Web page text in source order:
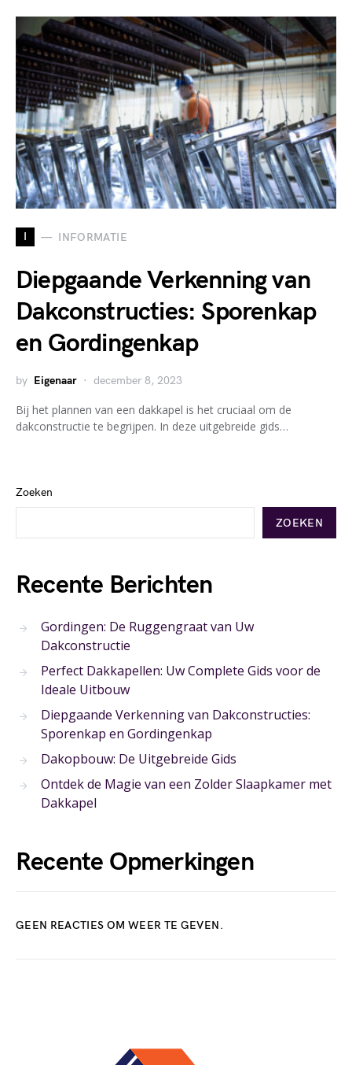
I INFORMATIE
Diepgaande Verkenning van
Dakconstructies: Sporenkap
en Gordingenkap
by Eigenaar december 8, 2023
Bij het plannen van een dakkapel is het cruciaal om de
dakconstructie te begrijpen. In deze uitgebreide gids…
Zoeken
ZOEKEN
Recente Berichten
Gordingen: De Ruggengraat van Uw
Dakconstructie
Perfect Dakkapellen: Uw Complete Gids voor de
Ideale Uitbouw
Diepgaande Verkenning van Dakconstructies:
Sporenkap en Gordingenkap
Dakopbouw: De Uitgebreide Gids
Ontdek de Magie van een Zolder Slaapkamer met
Dakkapel
Recente Opmerkingen
GEEN REACTIES OM WEER TE GEVEN.